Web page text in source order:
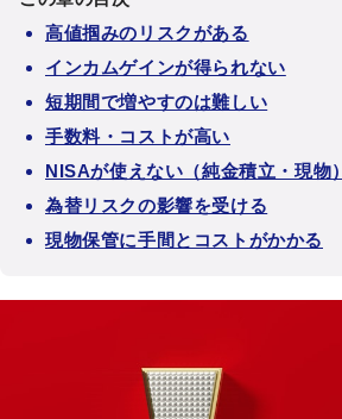
高値掴みのリスクがある
インカムゲインが得られない
短期間で増やすのは難しい
手数料・コストが高い
NISAが使えない（純金積立・現物）
為替リスクの影響を受ける
現物保管に手間とコストがかかる